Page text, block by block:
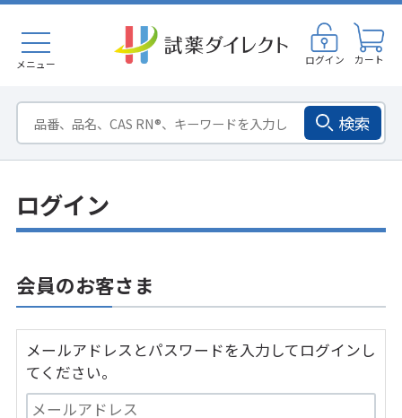
メニュー ログイン カート
検索
ログイン
会員のお客さま
メールアドレスとパスワードを入力してログインし
てください。